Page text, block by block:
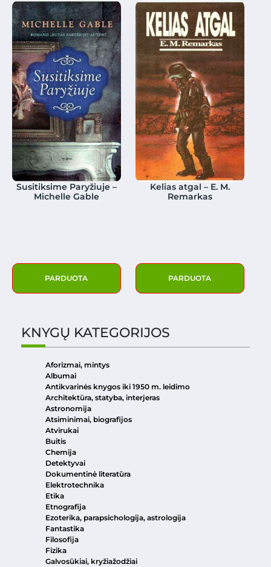
Susitiksime Paryžiuje –
Michelle Gable
PARDUOTA
Kelias atgal – E. M.
Remarkas
PARDUOTA
KNYGŲ KATEGORIJOS
Aforizmai, mintys
Albumai
Antikvarinės knygos iki 1950 m. leidimo
Architektūra, statyba, interjeras
Astronomija
Atsiminimai, biografijos
Atvirukai
Buitis
Chemija
Detektyvai
Dokumentinė literatūra
Elektrotechnika
Etika
Etnografija
Ezoterika, parapsichologija, astrologija
Fantastika
Filosofija
Fizika
Galvosūkiai, kryžiažodžiai